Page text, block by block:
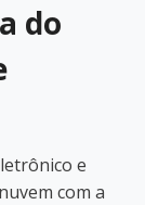
do
e
com a